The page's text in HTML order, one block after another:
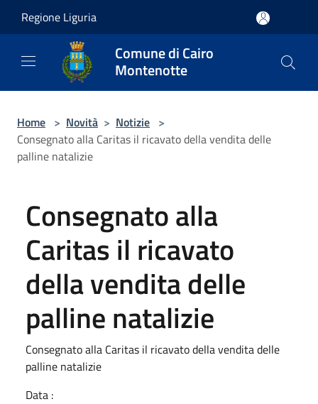
Regione Liguria
Comune di Cairo
Montenotte
Home > Novità > Notizie >
Consegnato alla Caritas il ricavato della vendita delle
palline natalizie
Consegnato alla
Caritas il ricavato
della vendita delle
palline natalizie
Consegnato alla Caritas il ricavato della vendita delle
palline natalizie
Data :